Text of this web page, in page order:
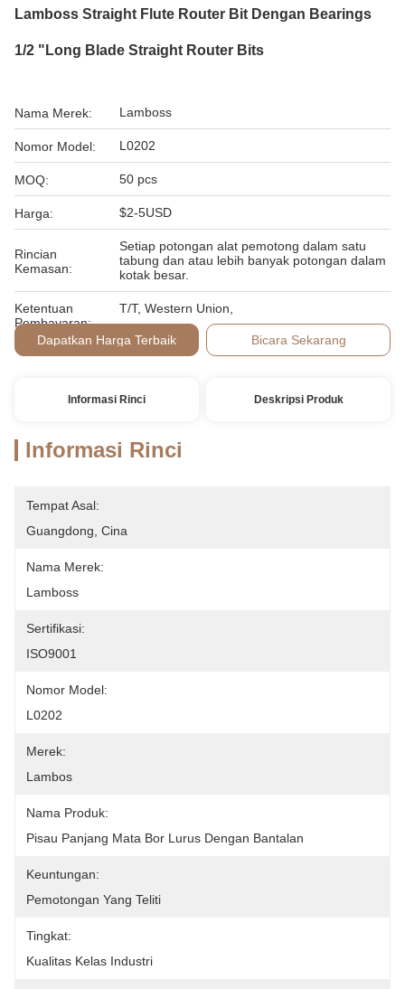
Lamboss Straight Flute Router Bit Dengan Bearings
1/2 "Long Blade Straight Router Bits
Nama Merek: Lamboss
Nomor Model: L0202
MOQ: 50 pcs
Harga: $2-5USD
Rincian
Kemasan:
Setiap potongan alat pemotong dalam satu
tabung dan atau lebih banyak potongan dalam
kotak besar.
Ketentuan
Pembayaran:
T/T, Western Union,
Dapatkan Harga Terbaik Bicara Sekarang
Informasi Rinci Deskripsi Produk
Informasi Rinci
Tempat Asal:
Guangdong, Cina
Nama Merek:
Lamboss
Sertifikasi:
ISO9001
Nomor Model:
L0202
Merek:
Lambos
Nama Produk:
Pisau Panjang Mata Bor Lurus Dengan Bantalan
Keuntungan:
Pemotongan Yang Teliti
Tingkat:
Kualitas Kelas Industri